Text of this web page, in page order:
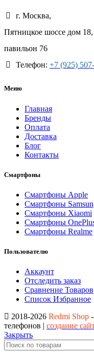
г. Москва,
Пятницкое шоссе дом
павильон 76
Телефон: +7 (925)
Меню
Главная
Бренды
Оплата
Доставка
Блог
Контакты
Смартфоны
Смартфоны Apple
Смартфоны
Смартфоны Xiaomi
Смартфоны
Смартфоны Realme
Пользователю
Аккаунт
Отследить заказ
Сравнение Товаров
Список Избранное
2018-2026 Redmi Shop
телефонов | создание
Закрыть